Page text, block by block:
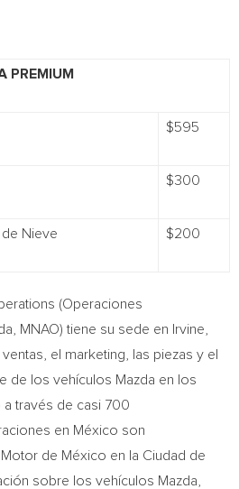
PREMIUM
$595
$300
Nieve $200
(Operaciones
MNAO) tiene su sede en Irvine,
ventas, el marketing, las piezas y el
de los vehículos Mazda en los
través de casi 700
en México son
de México en la Ciudad de
sobre los vehículos Mazda,